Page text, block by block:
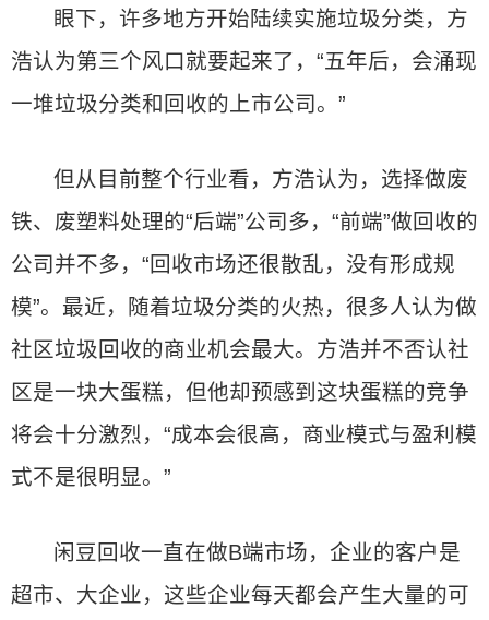
眼下，许多地方开始陆续实施垃圾分类，方
浩认为第三个风口就要起来了，“五年后，会涌现
一堆垃圾分类和回收的上市公司。”
但从目前整个行业看，方浩认为，选择做废
铁、废塑料处理的“后端”公司多，“前端”做回收的
公司并不多，“回收市场还很散乱，没有形成规
模”。最近，随着垃圾分类的火热，很多人认为做
社区垃圾回收的商业机会最大。方浩并不否认社
区是一块大蛋糕，但他却预感到这块蛋糕的竞争
将会十分激烈，“成本会很高，商业模式与盈利模
式不是很明显。”
闲豆回收一直在做B端市场，企业的客户是
超市、大企业，这些企业每天都会产生大量的可